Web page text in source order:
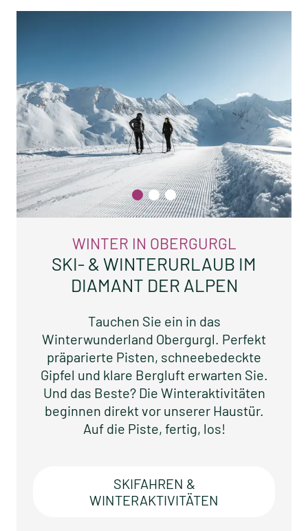
WINTER IN OBERGURGL
SKI- & WINTERURLAUB IM
DIAMANT DER ALPEN
Tauchen Sie ein in das
Winterwunderland Obergurgl. Perfekt
präparierte Pisten, schneebedeckte
Gipfel und klare Bergluft erwarten Sie.
Und das Beste? Die Winteraktivitäten
beginnen direkt vor unserer Haustür.
Auf die Piste, fertig, los!
SKIFAHREN &
WINTERAKTIVITÄTEN